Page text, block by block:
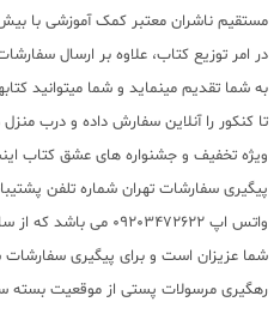
در امر توزیع کتاب، علاوه بر ارسال
به شما تقدیم مینماید و شما میتوانید
تا کنکور را آنلاین سفارش داده و درب
ویژه تخفیف و جشنواره های عشق کتاب
شما عزیزان است و برای پیگیری سفارشات
رهگیری مرسولات پستی از موقعیت بسته